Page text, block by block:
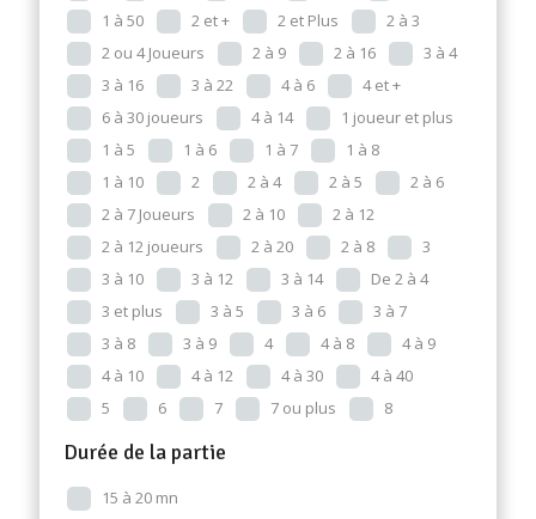
1 à 50
2 et + 2 et Plus
2 à 3
2 ou 4 Joueurs
2 à 9 2 à 16
3 à 4
3 à 16
3 à 22 4 à 6
4 et +
6 à 30 joueurs
4 à 14
1 joueur et plus
1 à 5
1 à 6 1 à 7
1 à 8
1 à 10
2 2 à 4 2 à 5
2 à 6
2 à 7 Joueurs
2 à 10
2 à 12
2 à 12 joueurs
2 à 20 2 à 8
3
3 à 10
3 à 12 3 à 14
De 2 à 4
3 et plus
3 à 5 3 à 6
3 à 7
3 à 8
3 à 9 4 4 à 8
4 à 9
4 à 10
4 à 12 4 à 30
4 à 40
5
6 7 7 ou plus 8
Durée de la partie
15 à 20 mn